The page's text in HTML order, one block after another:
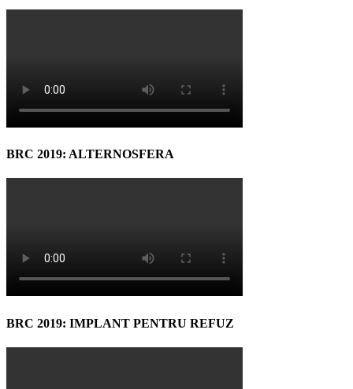
BRC 2019: ALTERNOSFERA
BRC 2019: IMPLANT PENTRU REFUZ